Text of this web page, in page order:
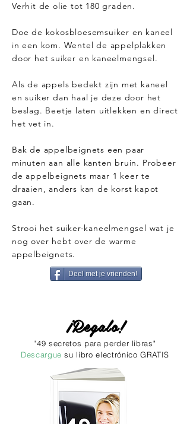
Verhit de olie tot 180 graden.
Doe de kokosbloesemsuiker en kaneel
in een kom. Wentel de appelplakken
door het suiker en kaneelmengsel.
Als de appels bedekt zijn met kaneel
en suiker dan haal je deze door het
beslag. Beetje laten uitlekken en direct
het vet in.
Bak de appelbeignets een paar
minuten aan alle kanten bruin. Probeer
de appelbeignets maar 1 keer te
draaien, anders kan de korst kapot
gaan.
Strooi het suiker-kaneelmengsel wat je
nog over hebt over de warme
appelbeignets.
Deel met je vrienden!
¡Regalo!
"49 secretos para perder libras"
Descargue su libro electrónico GRATIS